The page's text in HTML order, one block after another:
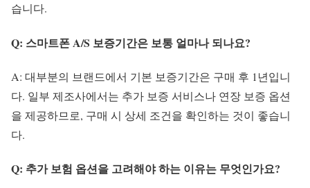
습니다.
Q: 스마트폰 A/S 보증기간은 보통 얼마나 되나요?
A: 대부분의 브랜드에서 기본 보증기간은 구매 후 1년입니
다. 일부 제조사에서는 추가 보증 서비스나 연장 보증 옵션
을 제공하므로, 구매 시 상세 조건을 확인하는 것이 좋습니
다.
Q: 추가 보험 옵션을 고려해야 하는 이유는 무엇인가요?